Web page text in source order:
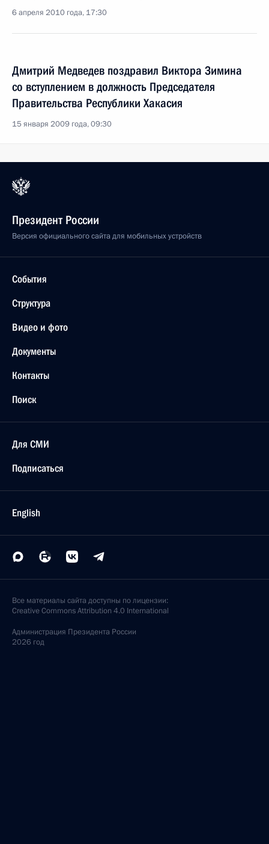
6 апреля 2010 года, 17:30
Дмитрий Медведев поздравил Виктора Зимина
со вступлением в должность Председателя
Правительства Республики Хакасия
15 января 2009 года, 09:30
Президент России
Версия официального сайта для мобильных устройств
События
Структура
Видео и фото
Документы
Контакты
Поиск
Для СМИ
Подписаться
English
Все материалы сайта доступны по лицензии:
Creative Commons Attribution 4.0 International
Администрация Президента России
2026 год